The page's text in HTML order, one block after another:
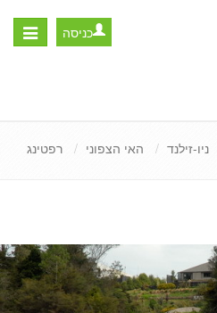
Toggle
כניסה
ניו-זילנד האי הצפוני רפטינג